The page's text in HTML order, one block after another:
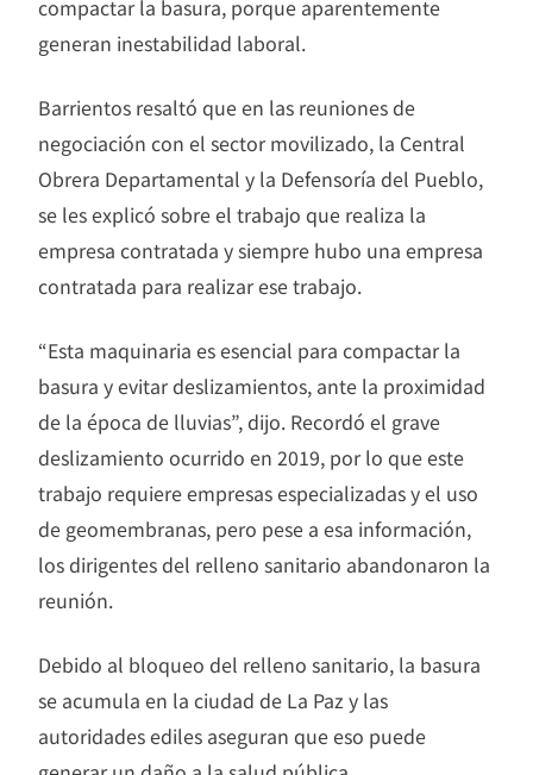
compactar la basura, porque aparentemente
generan inestabilidad laboral.
Barrientos resaltó que en las reuniones de
negociación con el sector movilizado, la Central
Obrera Departamental y la Defensoría del Pueblo,
se les explicó sobre el trabajo que realiza la
empresa contratada y siempre hubo una empresa
contratada para realizar ese trabajo.
“Esta maquinaria es esencial para compactar la
basura y evitar deslizamientos, ante la proximidad
de la época de lluvias”, dijo. Recordó el grave
deslizamiento ocurrido en 2019, por lo que este
trabajo requiere empresas especializadas y el uso
de geomembranas, pero pese a esa información,
los dirigentes del relleno sanitario abandonaron la
reunión.
Debido al bloqueo del relleno sanitario, la basura
se acumula en la ciudad de La Paz y las
autoridades ediles aseguran que eso puede